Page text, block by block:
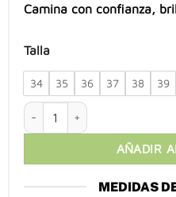
Camina con confianza,
Talla
34 35 36 37 38 39
Sandalias Abierta
AÑADIR
MEDIDAS